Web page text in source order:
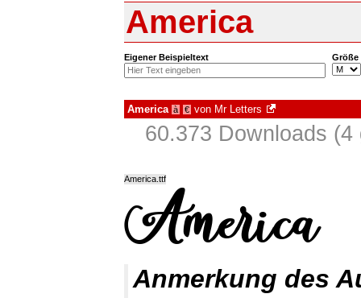
America
Eigener Beispieltext Größe
America à € von Mr Letters
60.373 Downloads (4
America.ttf
Anmerkung des